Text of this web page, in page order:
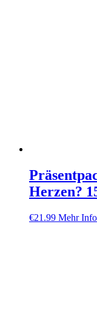
Herzen?
€21.99 Mehr